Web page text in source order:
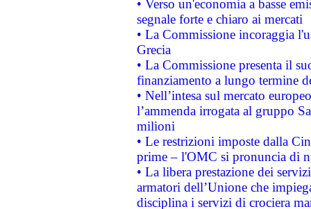
• Verso un'economia a basse
segnale forte e chiaro ai mercati
• La Commissione incoraggia
Grecia
• La Commissione presenta il
finanziamento a lungo termine
• Nell’intesa sul mercato
l’ammenda irrogata al gruppo
milioni
• Le restrizioni imposte dalla
prime – l'OMC si pronuncia di
• La libera prestazione dei
armatori dell’Unione che
disciplina i servizi di crociera